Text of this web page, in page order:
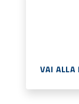
VAI ALLA